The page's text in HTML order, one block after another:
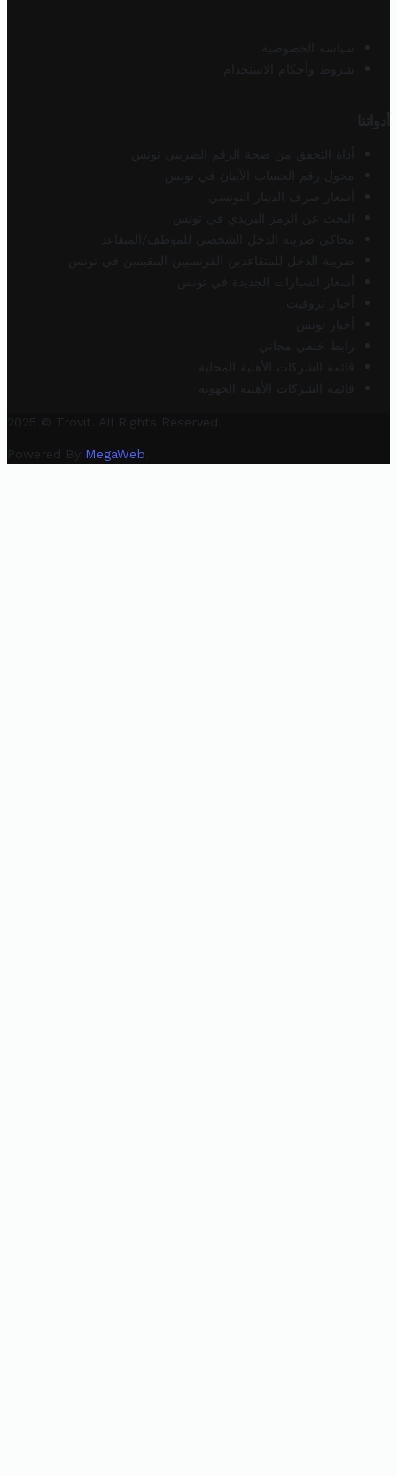
سياسة الخصوصية
شروط وأحكام الاستخدام
أدواتنا
أداة التحقق من صحة الرقم الضريبي تونس
محول رقم الحساب الآيبان في تونس
أسعار صرف الدينار التونسي
البحث عن الرمز البريدي في تونس
محاكي ضريبة الدخل الشخصي للموظف/المتقاعد
ضريبة الدخل للمتقاعدين الفرنسيين المقيمين في تونس
أسعار السيارات الجديدة في تونس
أخبار تروفيت
أخبار تونس
رابط خلفي مجاني
قائمة الشركات الأهلية المحلية
قائمة الشركات الأهلية الجهوية
2025 © Trovit. All Rights Reserved.
Powered By MegaWeb